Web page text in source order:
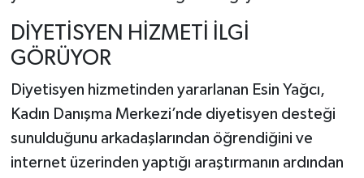
DİYETİSYEN HİZMETİ İLGİ
GÖRÜYOR
Diyetisyen hizmetinden yararlanan Esin Yağcı,
Kadın Danışma Merkezi’nde diyetisyen desteği
sunulduğunu arkadaşlarından öğrendiğini ve
internet üzerinden yaptığı araştırmanın ardından